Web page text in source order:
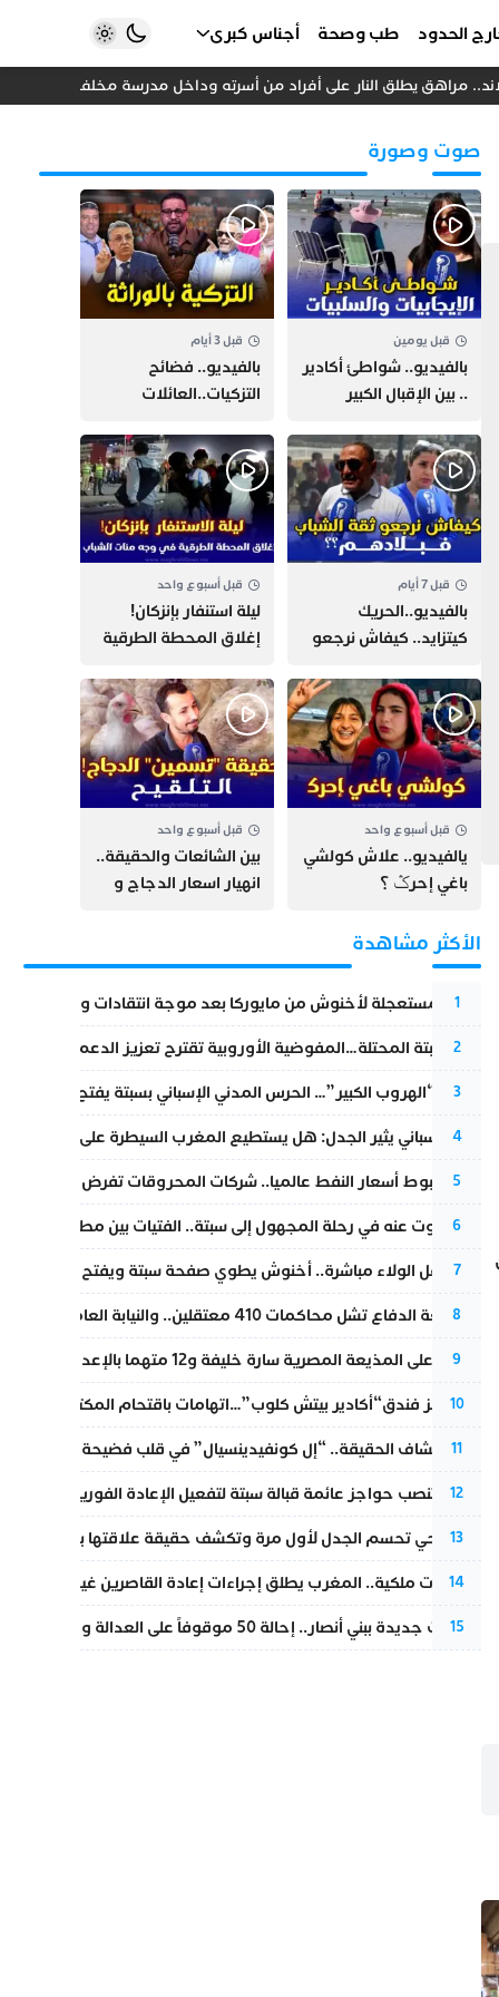
الحدود طب وصحة أجناس كبرى
مراهق يطلق النار على أفراد من أسرته وداخل مدرسة مخلفا عددا من
صوت وصورة
قبل يومين
بالفيديو.. شواطئ أكادير
.. بين الإقبال الكبير
الازدحام وغلاء الكراء
قبل 3 أيام
بالفيديو.. فضائح
التزكيات..العائلات
وقصة “وهبي”
و”السيمو” تثير الجدل
قبل 7 أيام
بالفيديو..الحريك
كيتزايد.. كيفاش نرجعو
قبل أسبوع واحد
​ليلة استنفار بإنزكان!
إغلاق المحطة الطرقية
اللحاق بـ”هروب سبتة”
قبل أسبوع واحد
يالفيديو.. علاش كولشي
باغي إحرݣ ؟
قبل أسبوع واحد
بين الشائعات والحقيقة..
انهيار اسعار الدجاج و
الأكثر مشاهدة
1
عودة مستعجلة لأخنوش من مايوركا بعد موجة انتقادات واسعة
2
أزمة سبتة المحتلة…المفوضية الأوروبية تقترح تعزيز الدعم المالي
3
عملية “الهروب الكبير”… الحرس المدني الإسباني بسبتة يفتح قناة
4
تقرير إسباني يثير الجدل: هل يستطيع المغرب السيطرة على سبتة
5
رغم هبوط أسعار النفط عالميا.. شركات المحروقات تفرض زيادة
6
المسكوت عنه في رحلة المجهول إلى سبتة.. الفتيات بين مطرقة البحر
7
بعد حفل الولاء مباشرة.. أخنوش يطوي صفحة سبتة ويفتح ملف
8
مقاطعة الدفاع تشل محاكمات 410 معتقلين.. والنيابة العامة تبحث عن حل قانوني
9
الحكم على المذيعة المصرية سارة خليفة و12 متهما بالإعدام في قضية هزت بلاد الفراعنة
10
أزمة تهز فندق“أكادير بيتش كلوب”…اتهامات باقتحام المكتب النقابي
11
بعد انكشاف الحقيقة.. “إل كونفيدينسيال” في قلب فضيحة صورة
12
إسبانيا تنصب حواجز عائمة قبالة سبتة لتفعيل الإعادة الفورية
13
نورا فتحي تحسم الجدل لأول مرة وتكشف حقيقة علاقتها بياسين بونو
14
بتعليمات ملكية.. المغرب يطلق إجراءات إعادة القاصرين غير
15
تطورات جديدة ببني أنصار.. إحالة 50 موقوفاً على العدالة ومتابعات بتهم ثقيلة